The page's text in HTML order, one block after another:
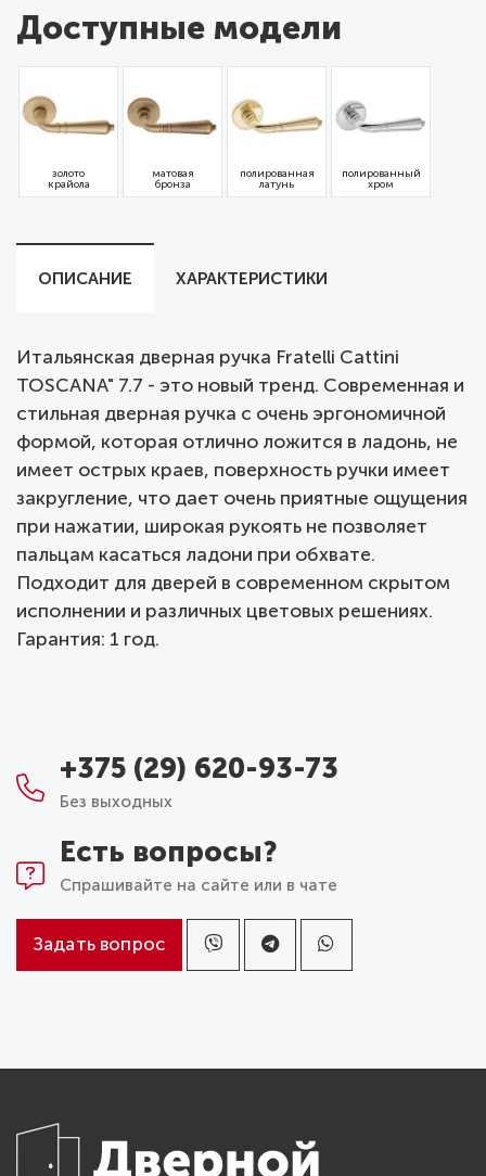
Доступные модели
золото
крайола
матовая
бронза
полированная
латунь
полированный
хром
ОПИСАНИЕ ХАРАКТЕРИСТИКИ
Итальянская дверная ручка Fratelli Cattini
TOSCANA" 7.7 - это новый тренд. Современная и
стильная дверная ручка с очень эргономичной
формой, которая отлично ложится в ладонь, не
имеет острых краев, поверхность ручки имеет
закругление, что дает очень приятные ощущения
при нажатии, широкая рукоять не позволяет
пальцам касаться ладони при обхвате.
Подходит для дверей в современном скрытом
исполнении и различных цветовых решениях.
Гарантия: 1 год.
+375 (29) 620-93-73
Без выходных
Есть вопросы?
Спрашивайте на сайте или в чате
Задать вопрос